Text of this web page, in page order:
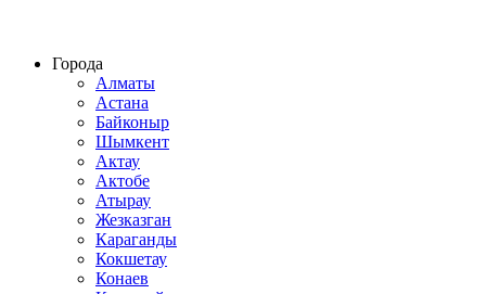
Города
Алматы
Астана
Байконыр
Шымкент
Актау
Актобе
Атырау
Жезказган
Караганды
Кокшетау
Конаев